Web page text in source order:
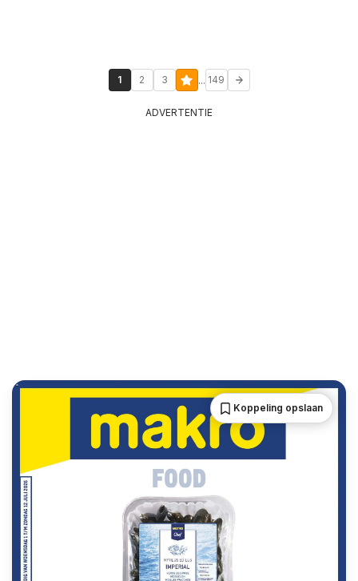
1 2 3 ... 149
ADVERTENTIE
Koppeling opslaan